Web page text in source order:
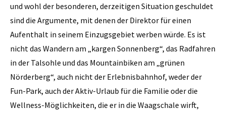
und wohl der besonderen, derzeitigen Situation geschuldet
sind die Argumente, mit denen der Direktor für einen
Aufenthalt in seinem Einzugsgebiet werben würde. Es ist
nicht das Wandern am „kargen Sonnenberg“, das Radfahren
in der Talsohle und das Mountainbiken am „grünen
Nörderberg“, auch nicht der Erlebnisbahnhof, weder der
Fun-Park, auch der Aktiv-Urlaub für die Familie oder die
Wellness-Möglichkeiten, die er in die Waagschale wirft,